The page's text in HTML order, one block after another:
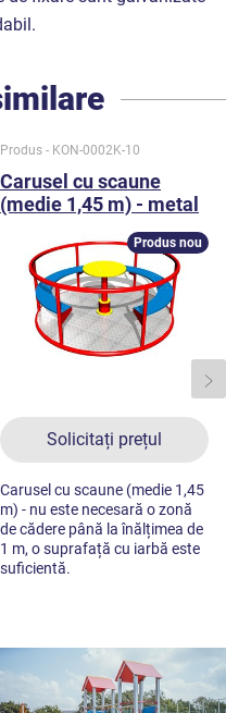
Produs - KON-0002K-10
Carusel cu scaune
(medie 1,45 m) - metal
Solicitați prețul
Produs nou
Carusel cu scaune (medie 1,45
m) - nu este necesară o zonă
de cădere până la înălțimea de
1 m, o suprafață cu iarbă este
suficientă.